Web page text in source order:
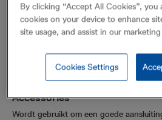
Spiraalvormige
Accessories
Wordt gebruikt om een goede
By clicking “Accept All Cookies”,
cookies on your device to enhance
site usage, and assist in our
Cookies Settings